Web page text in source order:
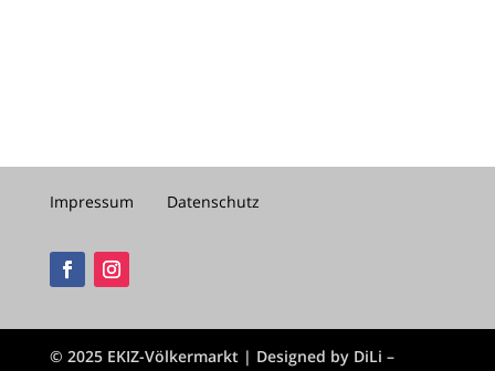
Impressum Datenschutz
© 2025EKIZ-Völkermarkt | Designed by DiLi –